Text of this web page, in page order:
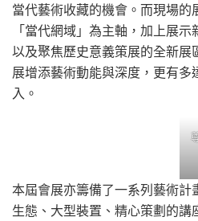
當代藝術收藏的機會。而現場的
「當代網域」為主軸，加上展
以及聚焦歷史意義策展的全新展
展增添藝術動能與深度，更有多
入。
本屆會展亦籌備了一系列藝術計
生態、大型裝置、精心策劃的講